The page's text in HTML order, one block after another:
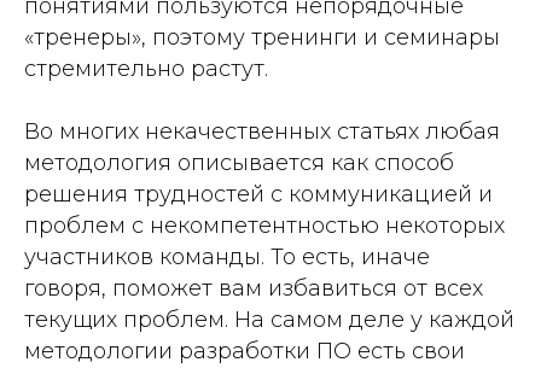
на
понятиями пользуются непорядочные
«тренеры», поэтому тренинги и семинары
стремительно растут.
Во многих некачественных статьях любая
методология описывается как способ
решения трудностей с коммуникацией и
проблем с некомпетентностью некоторых
участников команды. То есть, иначе
говоря, поможет вам избавиться от всех
текущих проблем. На самом деле у каждой
методологии разработки ПО есть свои